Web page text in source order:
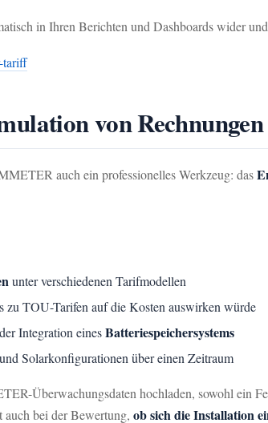
in Ihren Berichten und Dashboards wider
tariff
von
auch ein professionelles Werkzeug: das
unter verschiedenen Tarifmodellen
zu TOU-Tarifen auf die Kosten auswirken würde
Integration einesBatteriespeichersystems
Solarkonfigurationen über einen Zeitraum
Überwachungsdaten hochladen, sowohl ein
bei der Bewertung, ob sich die Installation